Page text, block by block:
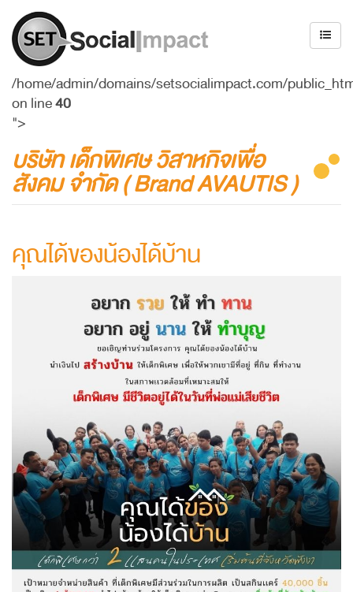
/home/admin/domains/setsocialimpact.com/
on line40
">
บริษัท เด็กพิเศษ วิสาหกิจเพื่อ
สังคม จำกัด ( Brand AVAUTIS )
คุณได้ของน้องได้บ้าน